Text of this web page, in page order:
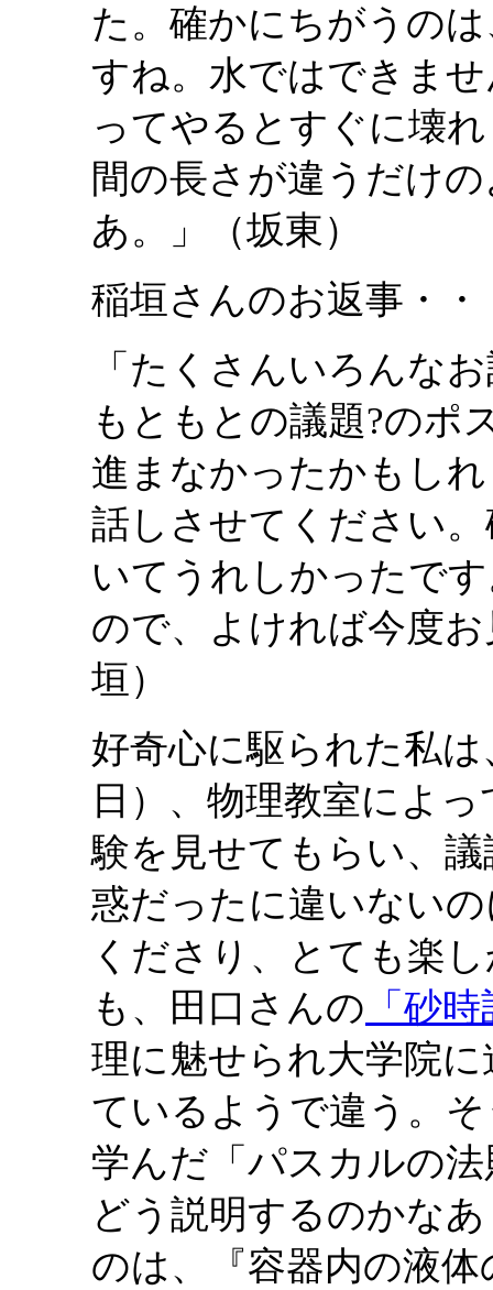
た。確かにちがうの
すね。水ではできま
ってやるとすぐに壊
間の長さが違うだけ
あ。」（坂東）
稲垣さんのお返事・・
「たくさんいろんな
もともとの議題?のポ
進まなかったかもし
話しさせてください
いてうれしかったで
ので、よければ今度
垣）
好奇心に駆られた私
日）、物理教室によ
験を見せてもらい、
惑だったに違いない
くださり、とても楽
も、田口さんの 「砂
理に魅せられ大学院
ているようで違う。
学んだ「パスカルの
どう説明するのかな
のは、『容器内の液